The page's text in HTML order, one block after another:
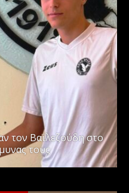
τον Βαϊλεζούδη στο
τους